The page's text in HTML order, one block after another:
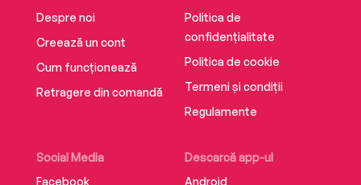
Despre noi
Creează un cont
Cum funcționează
Retragere din comandă
Social Media
Facebook
Descarcă app-ul
Android
Politica de
confidențialitate
Politica de cookie
Termeni și condiții
Regulamente